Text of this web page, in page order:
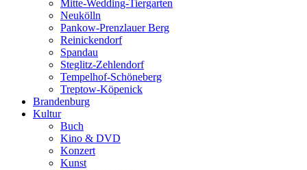
Mitte-Wedding-Tiergarten
Neukölln
Pankow-Prenzlauer Berg
Reinickendorf
Spandau
Steglitz-Zehlendorf
Tempelhof-Schöneberg
Treptow-Köpenick
Brandenburg
Kultur
Buch
Kino & DVD
Konzert
Kunst